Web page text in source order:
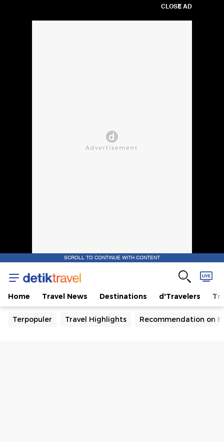
CLOSE AD
SCROLL TO CONTINUE WITH CONTENT
Home Travel News Destinations d'Travelers
Terpopuler Travel Highlights Recommendation on